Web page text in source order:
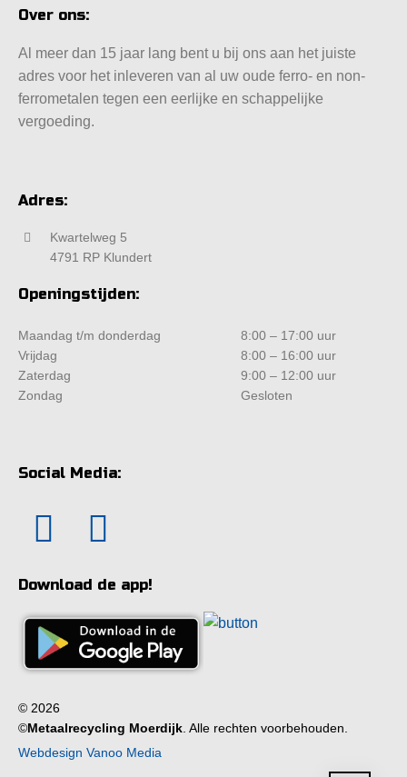
Over ons:
Al meer dan 15 jaar lang bent u bij ons aan het juiste
adres voor het inleveren van al uw oude ferro- en non-
ferrometalen tegen een eerlijke en schappelijke
vergoeding.
Adres:
Kwartelweg 5
4791 RP Klundert
Openingstijden:
Maandag t/m donderdag
8:00 – 17:00 uur
Vrijdag
8:00 – 16:00 uur
Zaterdag
9:00 – 12:00 uur
Zondag
Gesloten
Social Media:
Download de app!
© 2026
©Metaalrecycling Moerdijk . Alle rechten voorbehouden.
Webdesign Vanoo Media